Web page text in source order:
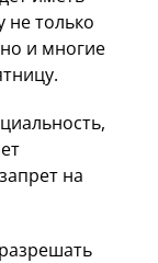
не только
и многие
на